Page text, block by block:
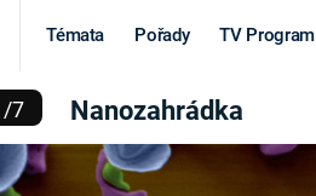
Témata Pořady TV Program
Historie
/7 Nanozahrádka